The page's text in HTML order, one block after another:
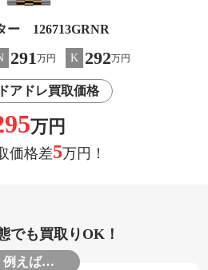
ー 126713GRNR
291万円 K 292万円
アドレ買取価格
万円
価格差5万円！
でも買取りOK！
例えば…